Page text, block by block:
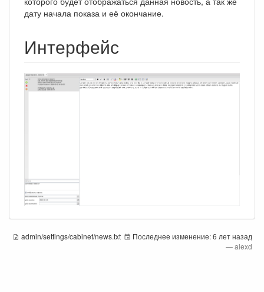
дату начала показа и её окончание.
Интерфейс
admin/settings/cabinet/news.txt Последнее изменение:6 лет назад
—alexd